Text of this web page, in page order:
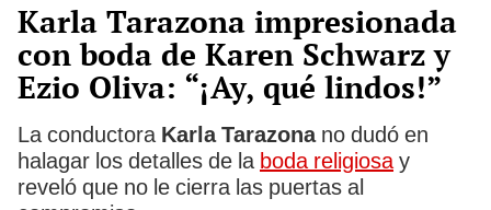
Karla Tarazona impresionada
con boda de Karen Schwarz y
Ezio Oliva: “¡Ay, qué lindos!”
La conductora Karla Tarazonano dudó en
halagar los detalles de la boda religiosay
reveló que no le cierra las puertas al